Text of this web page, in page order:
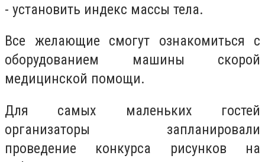
- установить индекс массы тела.
Все желающие смогут ознакомиться с
оборудованием машины скорой
медицинской помощи.
Для самых маленьких гостей
организаторы запланировали
проведение конкурса рисунков на